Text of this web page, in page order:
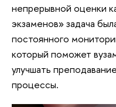
непрерывной оценки
экзаменов» задача
постоянного
который поможет
улучшать
процессы.